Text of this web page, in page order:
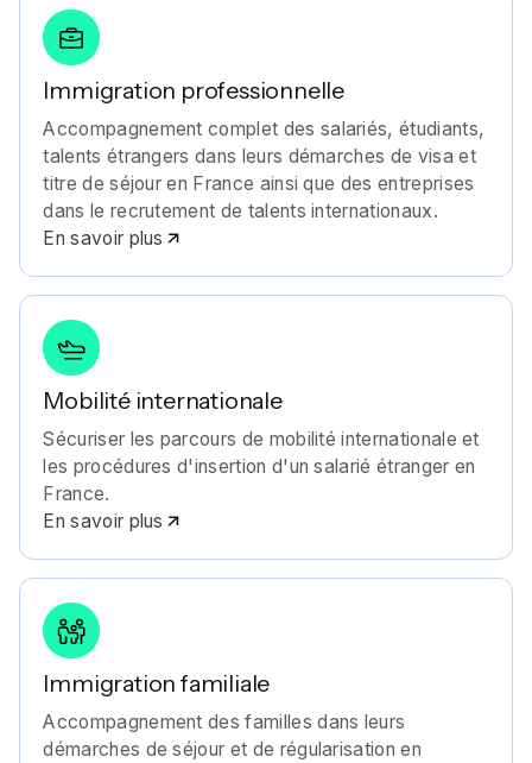
Immigration professionnelle
Accompagnement complet des salariés, étudiants,
talents étrangers dans leurs démarches de visa et
titre de séjour en France ainsi que des entreprises
dans le recrutement de talents internationaux.
En savoir plus
Mobilité internationale
Sécuriser les parcours de mobilité internationale et
les procédures d'insertion d'un salarié étranger en
France.
En savoir plus
Immigration familiale
Accompagnement des familles dans leurs
démarches de séjour et de régularisation en